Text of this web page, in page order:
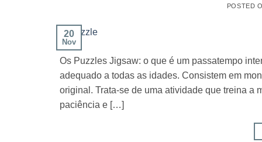
POSTED
20
Nov
Os Puzzles Jigsaw: o que é um passatempo
adequado a todas as idades. Consistem em
original. Trata-se de uma atividade que treina a
paciência e […]